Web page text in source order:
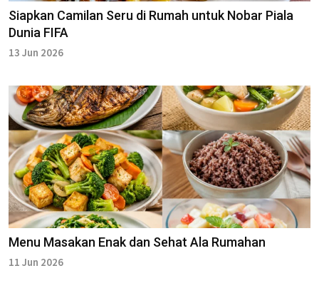
Siapkan Camilan Seru di Rumah untuk Nobar Piala
Dunia FIFA
13 Jun 2026
Menu Masakan Enak dan Sehat Ala Rumahan
11 Jun 2026